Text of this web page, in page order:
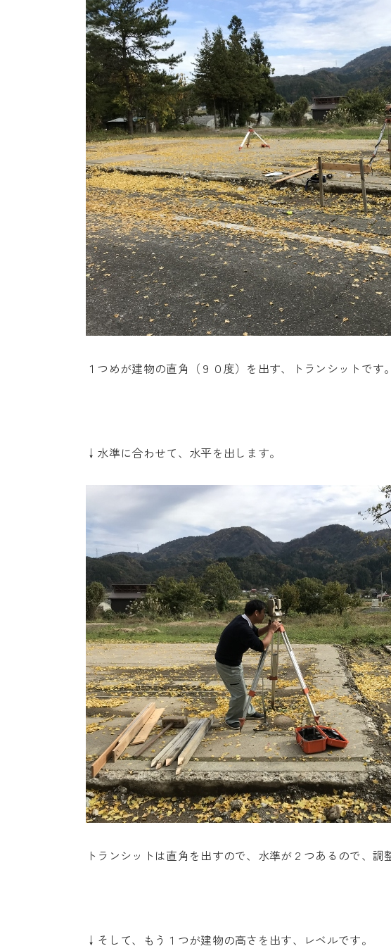
１つめが建物の直角（９０度）を出す、トランシットです。
↓水準に合わせて、水平を出します。
トランシットは直角を出すので、水準が２つあるので、調
↓そして、もう１つが建物の高さを出す、レベルです。